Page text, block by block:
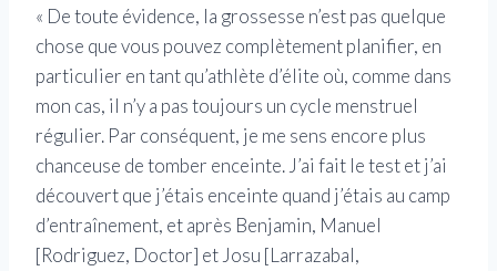
« De toute évidence, la grossesse n’est pas quelque
chose que vous pouvez complètement planifier, en
particulier en tant qu’athlète d’élite où, comme dans
mon cas, il n’y a pas toujours un cycle menstruel
régulier. Par conséquent, je me sens encore plus
chanceuse de tomber enceinte. J’ai fait le test et j’ai
découvert que j’étais enceinte quand j’étais au camp
d’entraînement, et après Benjamin, Manuel
[Rodriguez, Doctor] et Josu [Larrazabal,